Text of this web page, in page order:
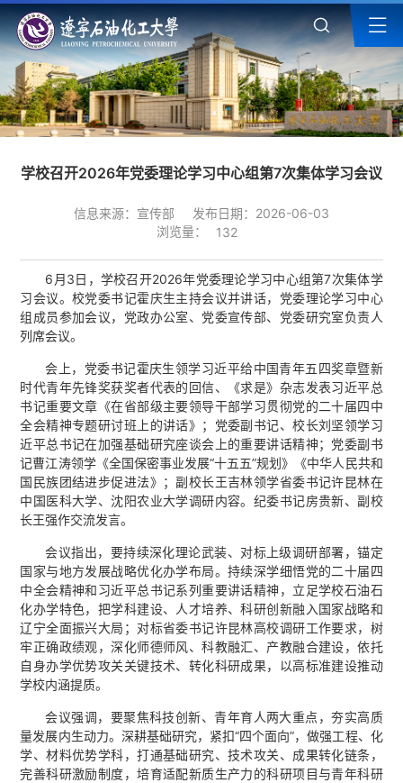
学校召开2026年党委理论学习中心组第7次集体学习会议
信息来源：宣传部
发布日期：2026-06-03
浏览量：
132
6月3日，学校召开2026年党委理论学习中心组第7次集体学
习会议。校党委书记霍庆生主持会议并讲话，党委理论学习中心
组成员参加会议，党政办公室、党委宣传部、党委研究室负责人
列席会议。
会上，党委书记霍庆生领学习近平给中国青年五四奖章暨新
时代青年先锋奖获奖者代表的回信、《求是》杂志发表习近平总
书记重要文章《在省部级主要领导干部学习贯彻党的二十届四中
全会精神专题研讨班上的讲话》；党委副书记、校长刘坚领学习
近平总书记在加强基础研究座谈会上的重要讲话精神；党委副书
记曹江涛领学《全国保密事业发展“十五五”规划》《中华人民共和
国民族团结进步促进法》；副校长王吉林领学省委书记许昆林在
中国医科大学、沈阳农业大学调研内容。纪委书记房贵新、副校
长王强作交流发言。
会议指出，要持续深化理论武装、对标上级调研部署，锚定
国家与地方发展战略优化办学布局。持续深学细悟党的二十届四
中全会精神和习近平总书记系列重要讲话精神，立足学校石油石
化办学特色，把学科建设、人才培养、科研创新融入国家战略和
辽宁全面振兴大局；对标省委书记许昆林高校调研工作要求，树
牢正确政绩观，深化师德师风、科教融汇、产教融合建设，依托
自身办学优势攻关关键技术、转化科研成果，以高标准建设推动
学校内涵提质。
会议强调，要聚焦科技创新、青年育人两大重点，夯实高质
量发展内生动力。深耕基础研究，紧扣“四个面向”，做强工程、化
学、材料优势学科，打通基础研究、技术攻关、成果转化链条，
完善科研激励制度，培育适配新质生产力的科研项目与青年科研